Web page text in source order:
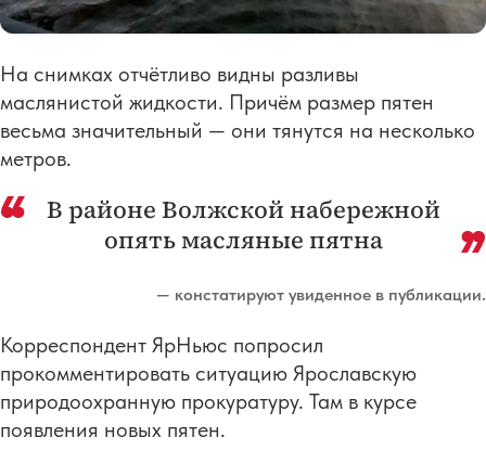
На снимках отчётливо видны разливы
маслянистой жидкости. Причём размер пятен
весьма значительный — они тянутся на несколько
метров.
В районе Волжской набережной
опять масляные пятна
— констатируют увиденное в публикации.
Корреспондент ЯрНьюс попросил
прокомментировать ситуацию Ярославскую
природоохранную прокуратуру. Там в курсе
появления новых пятен.